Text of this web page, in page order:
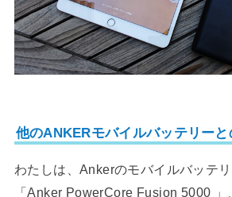
他のANKERモバイルバッテリーと
わたしは、Ankerのモバイルバッテ
「Anker PowerCore Fusion 5000